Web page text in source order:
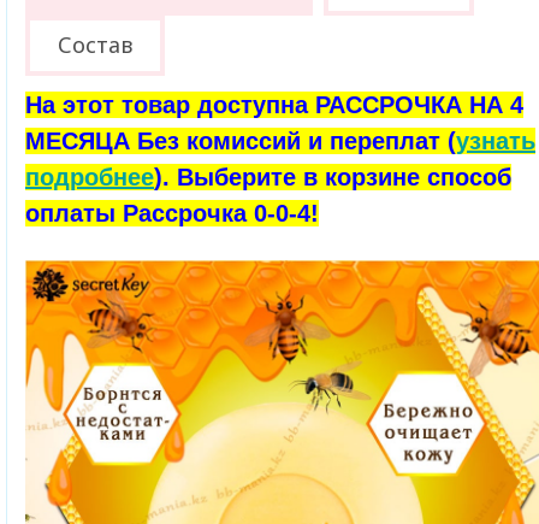
Состав
На этот товар доступна РАССРОЧКА НА 4
МЕСЯЦА Без комиссий и переплат (узнать
подробнее). Выберите в корзине способ
оплаты Рассрочка 0-0-4!